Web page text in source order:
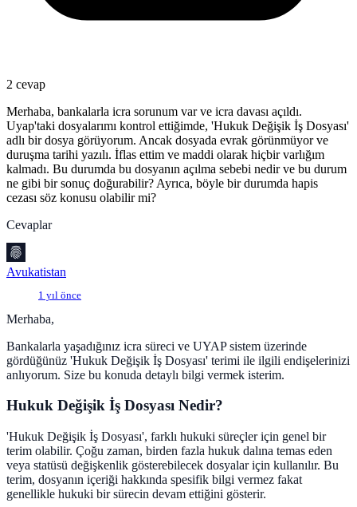
2 cevap
Merhaba, bankalarla icra sorunum var ve icra davası açıldı.
Uyap'taki dosyalarımı kontrol ettiğimde, 'Hukuk Değişik İş Dosyası'
adlı bir dosya görüyorum. Ancak dosyada evrak görünmüyor ve
duruşma tarihi yazılı. İflas ettim ve maddi olarak hiçbir varlığım
kalmadı. Bu durumda bu dosyanın açılma sebebi nedir ve bu durum
ne gibi bir sonuç doğurabilir? Ayrıca, böyle bir durumda hapis
cezası söz konusu olabilir mi?
Cevaplar
Avukatistan
1 yıl önce
Merhaba,
Bankalarla yaşadığınız icra süreci ve UYAP sistem üzerinde
gördüğünüz 'Hukuk Değişik İş Dosyası' terimi ile ilgili endişelerinizi
anlıyorum. Size bu konuda detaylı bilgi vermek isterim.
Hukuk Değişik İş Dosyası Nedir?
'Hukuk Değişik İş Dosyası', farklı hukuki süreçler için genel bir
terim olabilir. Çoğu zaman, birden fazla hukuk dalına temas eden
veya statüsü değişkenlik gösterebilecek dosyalar için kullanılır. Bu
terim, dosyanın içeriği hakkında spesifik bilgi vermez fakat
genellikle hukuki bir sürecin devam ettiğini gösterir.